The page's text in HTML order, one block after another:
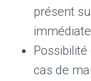
présent
cas de